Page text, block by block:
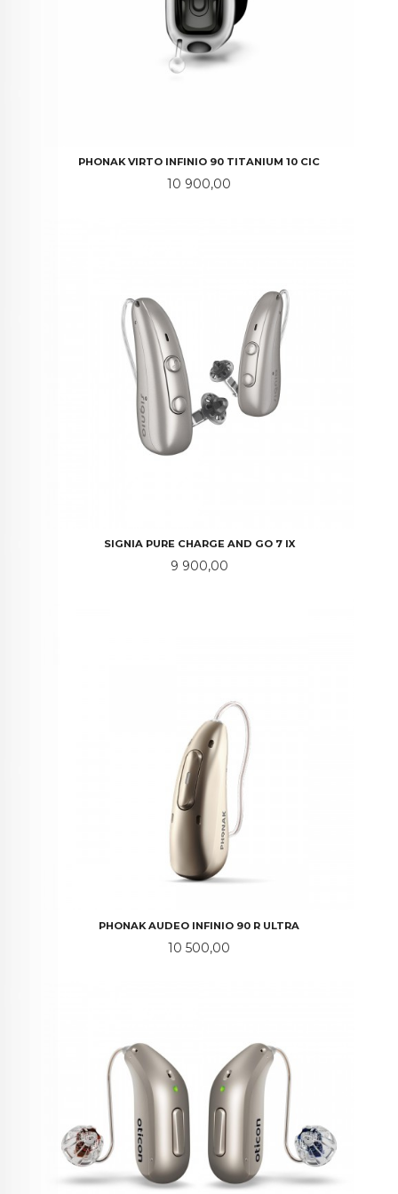
PHONAK VIRTO INFINIO 90 TITANIUM 10 CIC
Pris
10 900,00
SIGNIA PURE CHARGE AND GO 7 IX
Pris
9 900,00
PHONAK AUDEO INFINIO 90 R ULTRA
Pris
10 500,00